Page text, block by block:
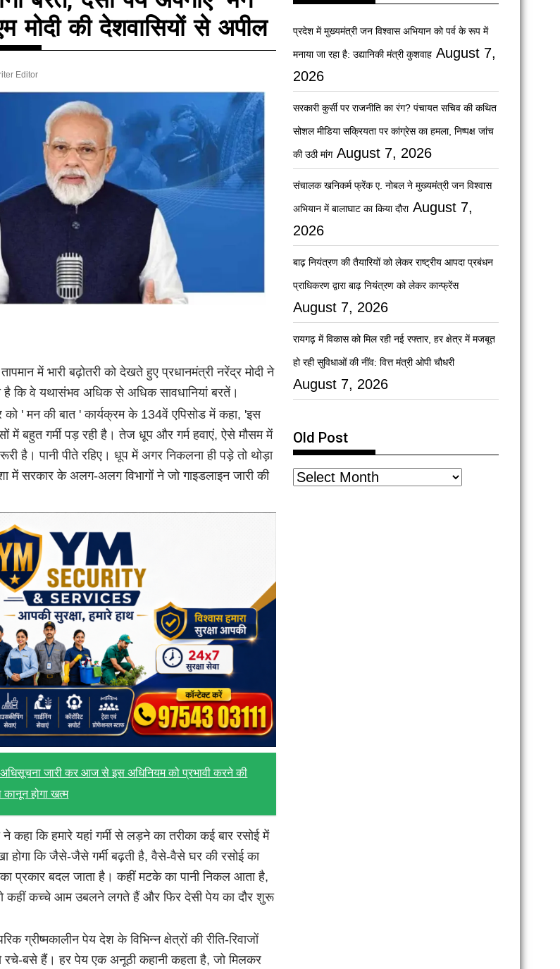
मोदी की देशवासियों से अपील
Editor
में भारी बढ़ोतरी को देखते हुए प्रधानमंत्री नरेंद्र मोदी ने
है कि वे यथासंभव अधिक से अधिक सावधानियां बरतें।
को ' मन की बात ' कार्यक्रम के 134वें एपिसोड में कहा, 'इस
में बहुत गर्मी पड़ रही है। तेज धूप और गर्म हवाएं, ऐसे मौसम में
है। पानी पीते रहिए। धूप में अगर निकलना ही पड़े तो थोड़ा
सरकार के अलग-अलग विभागों ने जो गाइडलाइन जारी की
जारी कर आज से इस अधिनियम को प्रभावी करने की
कानून होगा खत्म
कहा कि हमारे यहां गर्मी से लड़ने का तरीका कई बार रसोई में
होगा कि जैसे-जैसे गर्मी बढ़ती है, वैसे-वैसे घर की रसोई का
प्रकार बदल जाता है। कहीं मटके का पानी निकल आता है,
कहीं कच्चे आम उबलने लगते हैं और फिर देसी पेय का दौर शुरू
ग्रीष्मकालीन पेय देश के विभिन्न क्षेत्रों की रीति-रिवाजों
रचे-बसे हैं। हर पेय एक अनूठी कहानी कहता है, जो मिलकर
प्रदेश में मुख्यमंत्री जन विश्वास अभियान को पर्व के रूप में
मनाया जा रहा है: उद्यानिकी मंत्री कुशवाह August 7,
2026
सरकारी कुर्सी पर राजनीति का रंग? पंचायत सचिव की कथित
सोशल मीडिया सक्रियता पर कांग्रेस का हमला, निष्पक्ष जांच
की उठी मांग August 7, 2026
संचालक खनिकर्म फ्रेंक ए. नोबल ने मुख्यमंत्री जन विश्वास
अभियान में बालाघाट का किया दौरा August 7,
2026
बाढ़ नियंत्रण की तैयारियों को लेकर राष्ट्रीय आपदा प्रबंधन
प्राधिकरण द्वारा बाढ़ नियंत्रण को लेकर कान्फ्रेंस
August 7, 2026
रायगढ़ में विकास को मिल रही नई रफ्तार, हर क्षेत्र में मजबूत
हो रही सुविधाओं की नींव: वित्त मंत्री ओपी चौधरी
August 7, 2026
Old Post